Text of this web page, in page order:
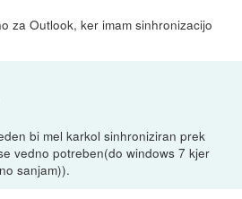
za Outlook, ker imam sinhronizacijo
bi mel karkol sinhroniziran prek
vedno potreben(do windows 7 kjer
sanjam)).